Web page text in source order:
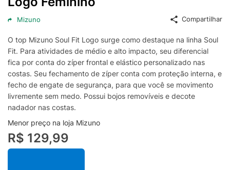
Mizuno Compartilhar
O top Mizuno Soul Fit Logo surge como destaque na linha Soul
Fit. Para atividades de médio e alto impacto, seu diferencial
fica por conta do zíper frontal e elástico personalizado nas
costas. Seu fechamento de zíper conta com proteção interna, e
fecho de engate de segurança, para que você se movimento
livremente sem medo. Possui bojos removíveis e decote
nadador nas costas.
Menor preço na loja Mizuno
R$ 129,99